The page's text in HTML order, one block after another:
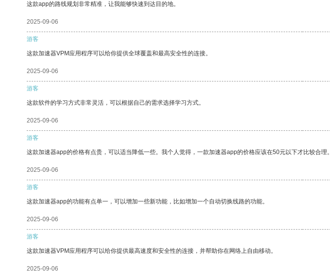
这款app的路线规划非常精准，让我能够快速到达目的地。
2025-09-06
游客
这款加速器VPM应用程序可以给你提供全球覆盖和最高安全性的连接。
2025-09-06
游客
这款软件的学习方式非常灵活，可以根据自己的需求选择学习方式。
2025-09-06
游客
这款加速器app的价格有点贵，可以适当降低一些。我个人觉得，一款加速器app的价格应该在50元以下才比较合理。
2025-09-06
游客
这款加速器app的功能有点单一，可以增加一些新功能，比如增加一个自动切换线路的功能。
2025-09-06
游客
这款加速器VPM应用程序可以给你提供最高速度和安全性的连接，并帮助你在网络上自由移动。
2025-09-06